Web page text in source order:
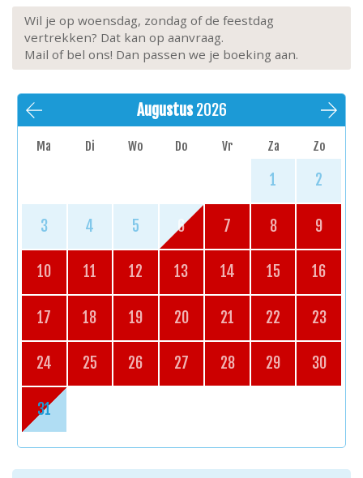
Wil je op woensdag, zondag of de feestdag
vertrekken? Dat kan op aanvraag.
Mail of bel ons! Dan passen we je boeking aan.
Augustus 2026
Ma Di Wo Do Vr Za Zo
1 2
3 4 5 6 7 8 9
10 11 12 13 14 15 16
17 18 19 20 21 22 23
24 25 26 27 28 29 30
31